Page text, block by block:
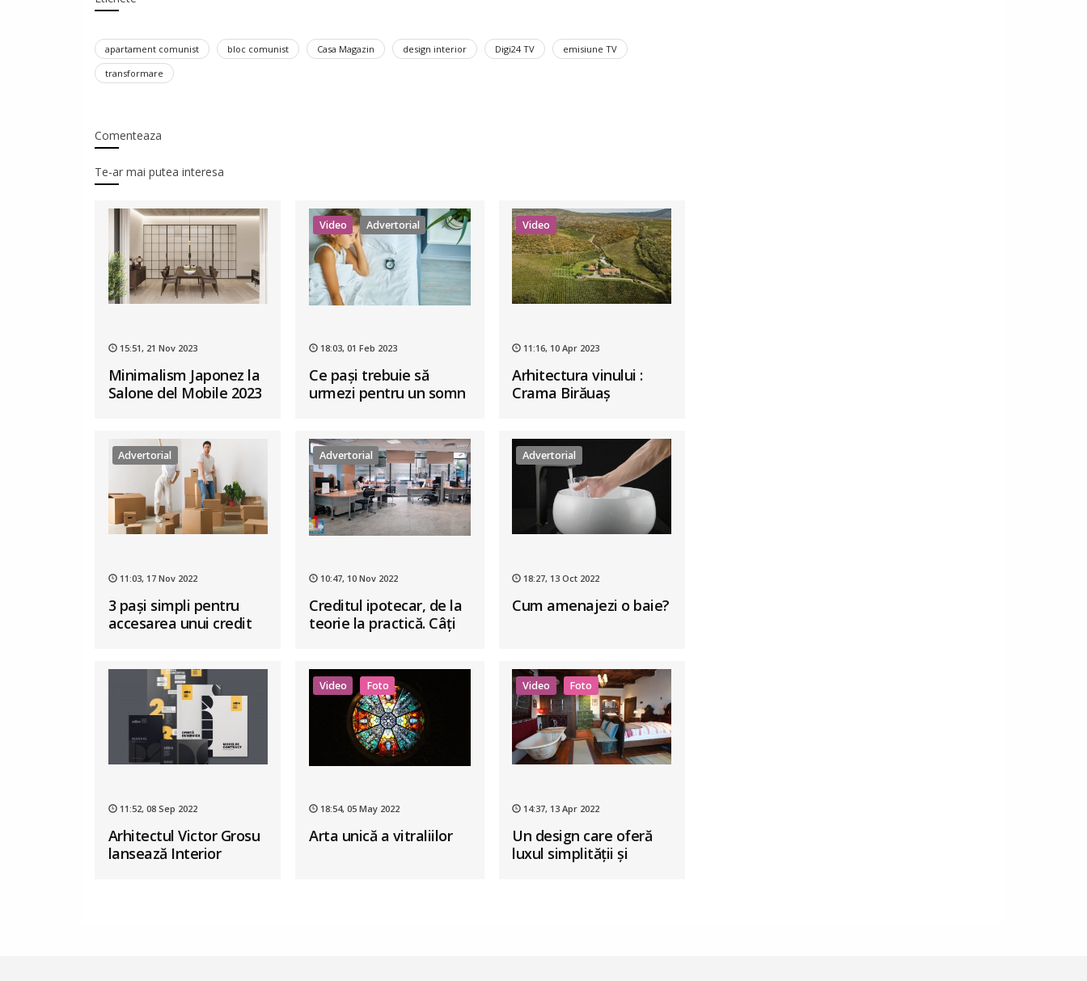
apartament comunist bloc comunist Casa Magazin design interior Digi24 TV
emisiune TV
transformare
Comenteaza
Te-ar mai putea interesa
15:51, 21 Nov 2023
Minimalism Japonez la
Salone del Mobile 2023
Video Advertorial
18:03, 01 Feb 2023
Ce pași trebuie să
urmezi pentru un somn
Video
11:16, 10 Apr 2023
Arhitectura vinului :
Crama Birăuaș
Advertorial
11:03, 17 Nov 2022
3 pași simpli pentru
accesarea unui credit
Advertorial
10:47, 10 Nov 2022
Creditul ipotecar, de la
teorie la practică. Câți
Advertorial
18:27, 13 Oct 2022
Cum amenajezi o baie?
11:52, 08 Sep 2022
Arhitectul Victor Grosu
lansează Interior
Video Foto
18:54, 05 May 2022
Arta unică a vitraliilor
Video Foto
14:37, 13 Apr 2022
Un design care oferă
luxul simplității și